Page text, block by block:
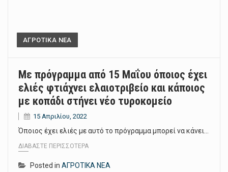
ΑΓΡΟΤΙΚΑ ΝΕΑ
Με πρόγραμμα από 15 Μαΐου όποιος έχει
ελιές φτιάχνει ελαιοτριβείο και κάποιος
με κοπάδι στήνει νέο τυροκομείο
15 Απριλίου, 2022
Όποιος έχει ελιές µε αυτό το πρόγραµµα µπορεί να κάνει…
ΔΙΑΒΆΣΤΕ ΠΕΡΙΣΣΌΤΕΡΑ
Posted in ΑΓΡΟΤΙΚΑ ΝΕΑ